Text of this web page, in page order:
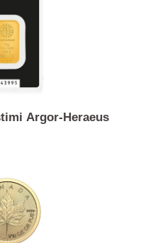
1 Dukat austriak Franz
Joseph
Argor-Heraeus